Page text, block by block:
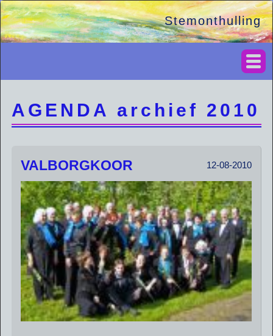
Stemonthulling
AGENDA archief 2010
12-08-2010
VALBORGKOOR